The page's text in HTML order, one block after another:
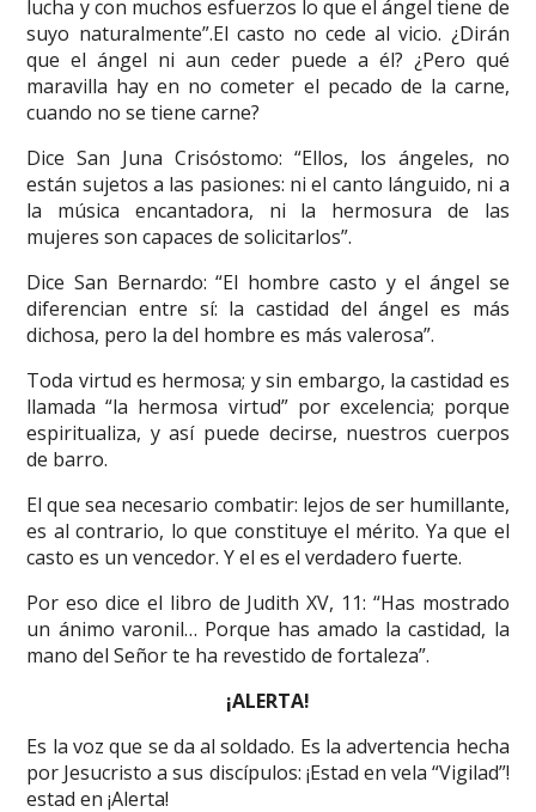
lucha y con muchos esfuerzos lo que el ángel tiene de
suyo naturalmente”.El casto no cede al vicio. ¿Dirán
que el ángel ni aun ceder puede a él? ¿Pero qué
maravilla hay en no cometer el pecado de la carne,
cuando no se tiene carne?
Dice San Juna Crisóstomo: “Ellos, los ángeles, no
están sujetos a las pasiones: ni el canto lánguido, ni a
la música encantadora, ni la hermosura de las
mujeres son capaces de solicitarlos”.
Dice San Bernardo: “El hombre casto y el ángel se
diferencian entre sí: la castidad del ángel es más
dichosa, pero la del hombre es más valerosa”.
Toda virtud es hermosa; y sin embargo, la castidad es
llamada “la hermosa virtud” por excelencia; porque
espiritualiza, y así puede decirse, nuestros cuerpos
de barro.
El que sea necesario combatir: lejos de ser humillante,
es al contrario, lo que constituye el mérito. Ya que el
casto es un vencedor. Y el es el verdadero fuerte.
Por eso dice el libro de Judith XV, 11: “Has mostrado
un ánimo varonil… Porque has amado la castidad, la
mano del Señor te ha revestido de fortaleza”.
¡ALERTA!
Es la voz que se da al soldado. Es la advertencia hecha
por Jesucristo a sus discípulos: ¡Estad en vela “Vigilad”!
estad en ¡Alerta!